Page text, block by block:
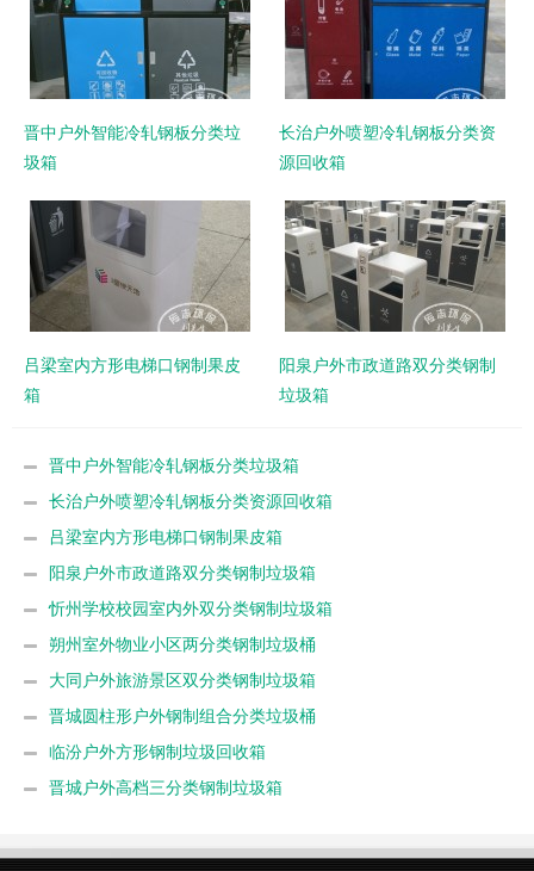
晋中户外智能冷轧钢板分类垃
圾箱
长治户外喷塑冷轧钢板分类资
源回收箱
吕梁室内方形电梯口钢制果皮
箱
阳泉户外市政道路双分类钢制
垃圾箱
晋中户外智能冷轧钢板分类垃圾箱
长治户外喷塑冷轧钢板分类资源回收箱
吕梁室内方形电梯口钢制果皮箱
阳泉户外市政道路双分类钢制垃圾箱
忻州学校校园室内外双分类钢制垃圾箱
朔州室外物业小区两分类钢制垃圾桶
大同户外旅游景区双分类钢制垃圾箱
晋城圆柱形户外钢制组合分类垃圾桶
临汾户外方形钢制垃圾回收箱
晋城户外高档三分类钢制垃圾箱